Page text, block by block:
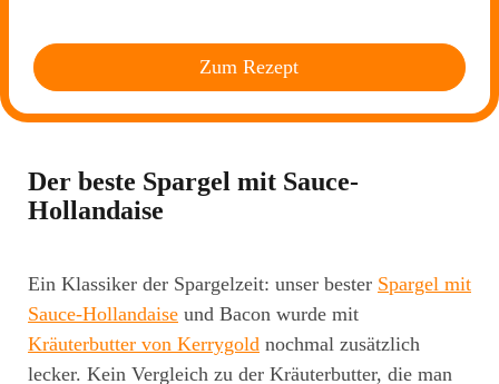
Zum Rezept
Der beste Spargel mit Sauce-
Hollandaise
Ein Klassiker der Spargelzeit: unser bester Spargel mit
Sauce-Hollandaise und Bacon wurde mit
Kräuterbutter von Kerrygold nochmal zusätzlich
lecker. Kein Vergleich zu der Kräuterbutter, die man